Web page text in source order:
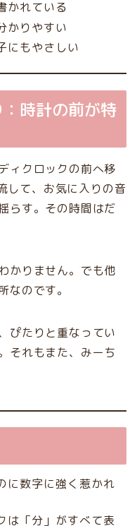
かれている
かりやすい
にもやさしい
時計の前が特
ィクロックの前へ移
して、お気に入りの音
らす。その時間はだ
かりません。でも他
なのです。
ぴたりと重なってい
それもまた、みーち
に数字に強く惹かれ
は「分」がすべて表